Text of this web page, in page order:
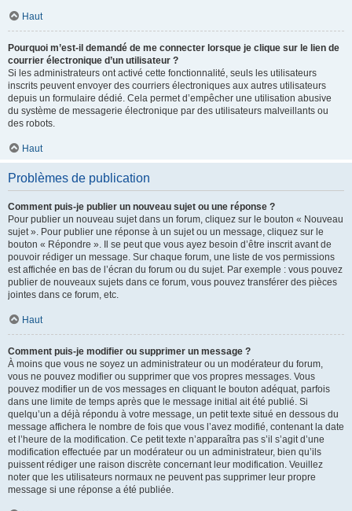
Haut
Pourquoi m’est-il demandé de me connecter lorsque je clique sur le lien de
courrier électronique d’un utilisateur ?
Si les administrateurs ont activé cette fonctionnalité, seuls les utilisateurs
inscrits peuvent envoyer des courriers électroniques aux autres utilisateurs
depuis un formulaire dédié. Cela permet d’empêcher une utilisation abusive
du système de messagerie électronique par des utilisateurs malveillants ou
des robots.
Haut
Problèmes de publication
Comment puis-je publier un nouveau sujet ou une réponse ?
Pour publier un nouveau sujet dans un forum, cliquez sur le bouton « Nouveau
sujet ». Pour publier une réponse à un sujet ou un message, cliquez sur le
bouton « Répondre ». Il se peut que vous ayez besoin d’être inscrit avant de
pouvoir rédiger un message. Sur chaque forum, une liste de vos permissions
est affichée en bas de l’écran du forum ou du sujet. Par exemple : vous pouvez
publier de nouveaux sujets dans ce forum, vous pouvez transférer des pièces
jointes dans ce forum, etc.
Haut
Comment puis-je modifier ou supprimer un message ?
À moins que vous ne soyez un administrateur ou un modérateur du forum,
vous ne pouvez modifier ou supprimer que vos propres messages. Vous
pouvez modifier un de vos messages en cliquant le bouton adéquat, parfois
dans une limite de temps après que le message initial ait été publié. Si
quelqu’un a déjà répondu à votre message, un petit texte situé en dessous du
message affichera le nombre de fois que vous l’avez modifié, contenant la date
et l’heure de la modification. Ce petit texte n’apparaîtra pas s’il s’agit d’une
modification effectuée par un modérateur ou un administrateur, bien qu’ils
puissent rédiger une raison discrète concernant leur modification. Veuillez
noter que les utilisateurs normaux ne peuvent pas supprimer leur propre
message si une réponse a été publiée.